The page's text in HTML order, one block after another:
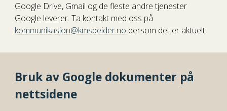
Google Drive, Gmail og de fleste andre tjenester
Google leverer. Ta kontakt med oss på
kommunikasjon@kmspeider.no dersom det er aktuelt.
Bruk av Google dokumenter på
nettsidene